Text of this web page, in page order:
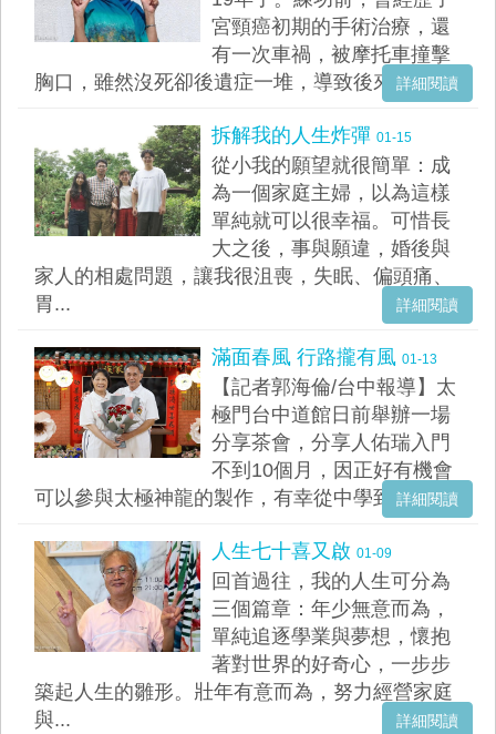
宮頸癌初期的手術治療，還
有一次車禍，被摩托車撞擊
胸口，雖然沒死卻後遺症一堆，導致後來胃出...
詳細閱讀
拆解我的人生炸彈 01-15
從小我的願望就很簡單：成
為一個家庭主婦，以為這樣
單純就可以很幸福。可惜長
大之後，事與願違，婚後與
家人的相處問題，讓我很沮喪，失眠、偏頭痛、
胃...
詳細閱讀
滿面春風 行路攏有風 01-13
【記者郭海倫/台中報導】太
極門台中道館日前舉辦一場
分享茶會，分享人佑瑞入門
不到10個月，因正好有機會
可以參與太極神龍的製作，有幸從中學到和過...
詳細閱讀
人生七十喜又啟 01-09
回首過往，我的人生可分為
三個篇章：年少無意而為，
單純追逐學業與夢想，懷抱
著對世界的好奇心，一步步
築起人生的雛形。壯年有意而為，努力經營家庭
與...
詳細閱讀